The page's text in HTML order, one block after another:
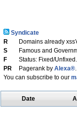
Syndicate
R
Domains already
S
Famous and
F
Status: Fixed/Unfixed.
PR
Pagerank by Alexa®.
You can subscribe to our
Date